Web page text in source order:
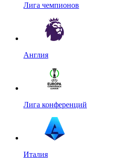
Лига чемпионов
Англия
Лига конференций
Италия